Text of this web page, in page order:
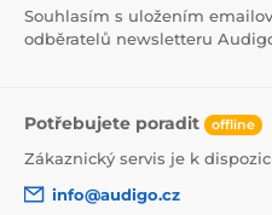
Souhlasím s uložením
odběratelů newsletteru
Potřebujete poradit offline
Zákaznický servis je k
info@audigo.cz